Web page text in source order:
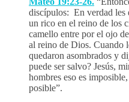
discípulos: En verdad les
un rico en el reino de los
camello entre por el ojo
al reino de Dios. Cuando
quedaron asombrados y
puede ser salvo? Jesús,
hombres eso es
posible”.